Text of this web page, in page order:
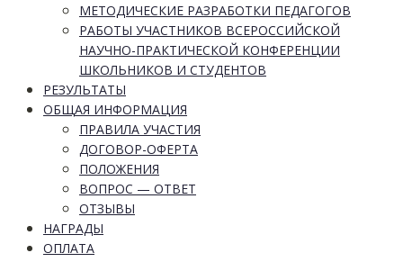
МЕТОДИЧЕСКИЕ РАЗРАБОТКИ ПЕДАГОГОВ
РАБОТЫ УЧАСТНИКОВ ВСЕРОССИЙСКОЙ
НАУЧНО-ПРАКТИЧЕСКОЙ КОНФЕРЕНЦИИ
ШКОЛЬНИКОВ И СТУДЕНТОВ
РЕЗУЛЬТАТЫ
ОБЩАЯ ИНФОРМАЦИЯ
ПРАВИЛА УЧАСТИЯ
ДОГОВОР-ОФЕРТА
ПОЛОЖЕНИЯ
ВОПРОС — ОТВЕТ
ОТЗЫВЫ
НАГРАДЫ
ОПЛАТА